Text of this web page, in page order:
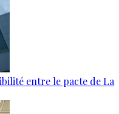
entre le pacte de La